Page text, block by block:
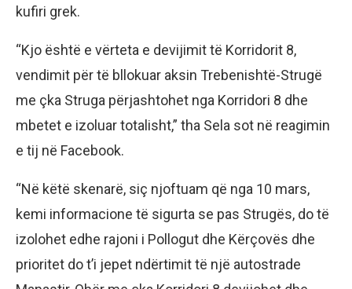
kufiri grek.
“Kjo është e vërteta e devijimit të Korridorit 8,
vendimit për të bllokuar aksin Trebenishtë-Strugë
me çka Struga përjashtohet nga Korridori 8 dhe
mbetet e izoluar totalisht,” tha Sela sot në reagimin
e tij në Facebook.
“Në këtë skenarë, siç njoftuam që nga 10 mars,
kemi informacione të sigurta se pas Strugës, do të
izolohet edhe rajoni i Pollogut dhe Kërçovës dhe
prioritet do t’i jepet ndërtimit të një autostrade